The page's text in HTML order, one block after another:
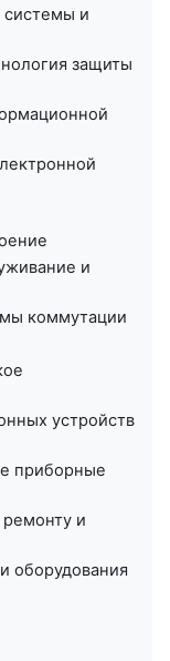
и
защиты
и
коммутации
устройств
приборные
ремонту и
оборудования